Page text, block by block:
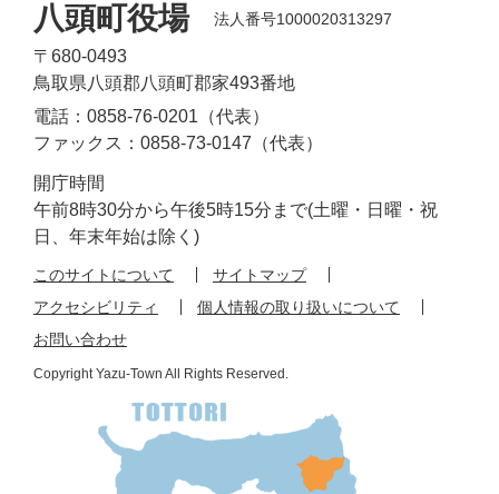
八頭町役場 法人番号1000020313297
〒680-0493
鳥取県八頭郡八頭町郡家493番地
電話：0858-76-0201（代表）
ファックス：0858-73-0147（代表）
開庁時間
午前8時30分から午後5時15分まで(土曜・日曜・祝
日、年末年始は除く)
このサイトについて
サイトマップ
アクセシビリティ
個人情報の取り扱いについて
お問い合わせ
Copyright Yazu-Town All Rights Reserved.